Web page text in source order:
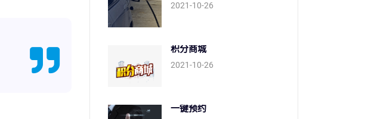
2021-10-26
积分商城
2021-10-26
一键预约